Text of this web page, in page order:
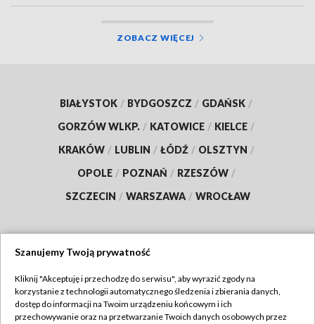
ZOBACZ WIĘCEJ
BIAŁYSTOK / BYDGOSZCZ / GDAŃSK /
GORZÓW WLKP. / KATOWICE / KIELCE /
KRAKÓW / LUBLIN / ŁÓDŹ / OLSZTYN /
OPOLE / POZNAŃ / RZESZÓW /
SZCZECIN / WARSZAWA / WROCŁAW
TVP
Abonament TVP
Regulamin TVP
Szanujemy Twoją prywatność
Kliknij "Akceptuję i przechodzę do serwisu", aby wyrazić zgody na
korzystanie z technologii automatycznego śledzenia i zbierania danych,
dostęp do informacji na Twoim urządzeniu końcowym i ich
przechowywanie oraz na przetwarzanie Twoich danych osobowych przez